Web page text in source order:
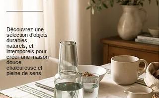
Découvrez une
sélection d'objets
durables,
naturels, et
intemporels pour
créer une maison
douce,
chaleureuse et
pleine de sens